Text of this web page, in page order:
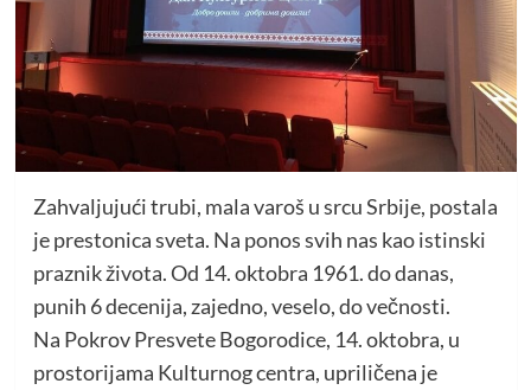
Zahvaljujući trubi, mala varoš u srcu Srbije, postala
je prestonica sveta. Na ponos svih nas kao istinski
praznik života. Od 14. oktobra 1961. do danas,
punih 6 decenija, zajedno, veselo, do večnosti.
Na Pokrov Presvete Bogorodice, 14. oktobra, u
prostorijama Kulturnog centra, upriličena je